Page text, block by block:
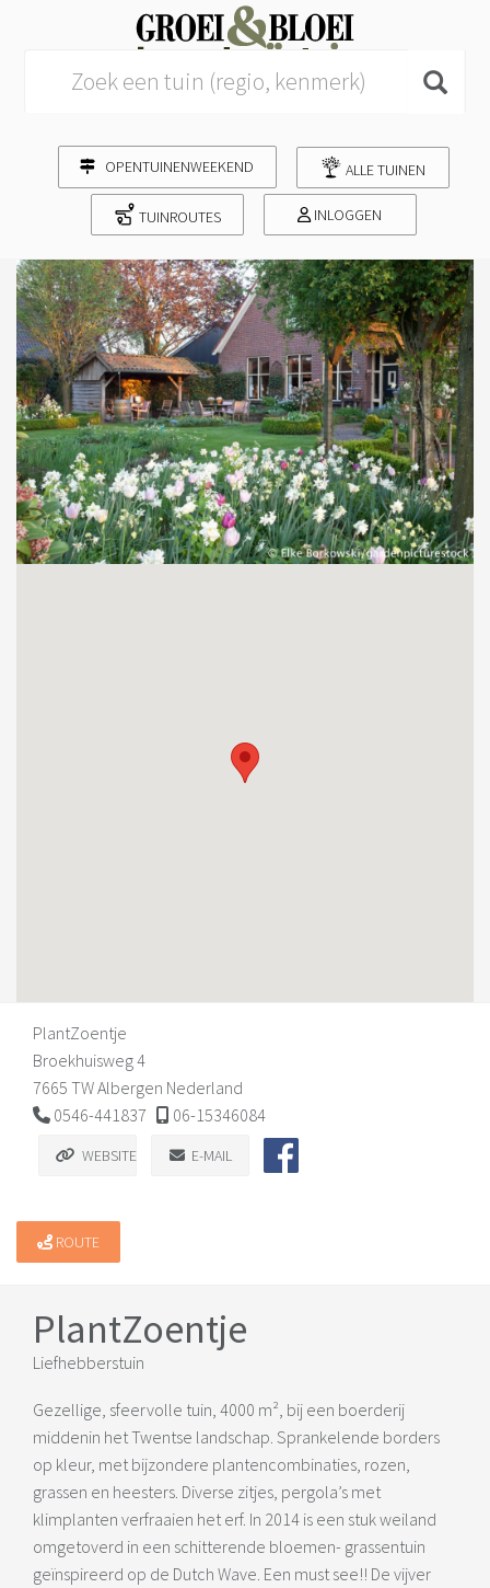
OPENTUINENWEEKEND ALLE TUINEN
TUINROUTES INLOGGEN
PlantZoentje
Broekhuisweg 4
7665 TW Albergen Nederland
0546-441837
06-15346084
WEBSITE E-MAIL
ROUTE
PlantZoentje
Liefhebberstuin
Gezellige, sfeervolle tuin, 4000 m², bij een boerderij
middenin het Twentse landschap. Sprankelende borders
op kleur, met bijzondere plantencombinaties, rozen,
grassen en heesters. Diverse zitjes, pergola’s met
klimplanten verfraaien het erf. In 2014 is een stuk weiland
omgetoverd in een schitterende bloemen- grassentuin
geïnspireerd op de Dutch Wave. Een must see!! De vijver